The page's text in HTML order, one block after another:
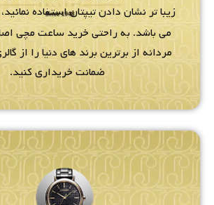
زیبا تر نشان دادن تیپتان استفاده
می باشد. به راحتی خرید ساعت مچی
مردانه از برترین برند های دنیا را از
ضمانت خریداری کنید.